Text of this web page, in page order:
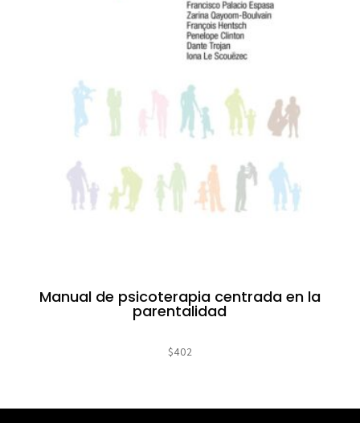
Manual de psicoterapia centrada en la
parentalidad
$402